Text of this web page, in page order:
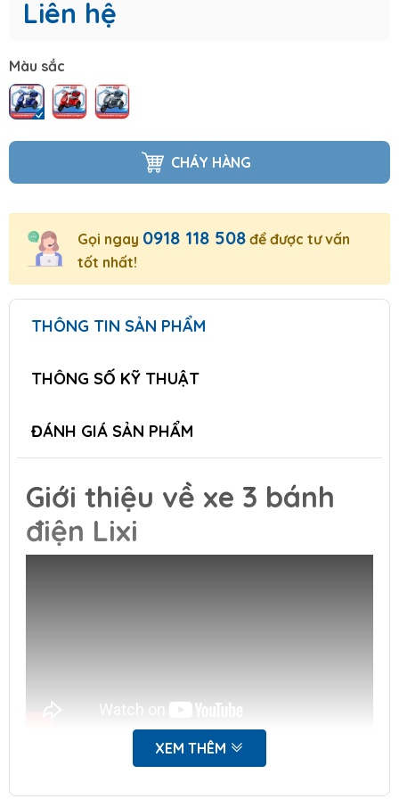
Liên hệ
Màu sắc
CHÁY HÀNG
Gọi ngay 0918 118 508 để được tư vấn
tốt nhất!
THÔNG TIN SẢN PHẨM
THÔNG SỐ KỸ THUẬT
ĐÁNH GIÁ SẢN PHẨM
Giới thiệu về xe 3 bánh
điện Lixi
XEM THÊM